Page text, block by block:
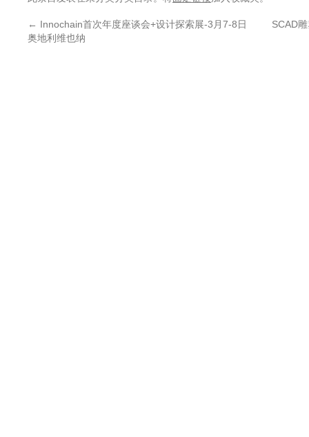
← Innochain首次年度座谈会+设计探索展-3月7-8日
奥地利维也纳
SCAD